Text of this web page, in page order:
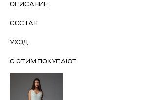
ОПИСАНИЕ
СОСТАВ
УХОД
С ЭТИМ ПОКУПАЮТ